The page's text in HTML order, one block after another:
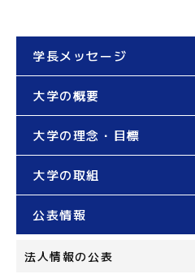
学長メッセージ
大学の概要
大学の理念・目標
大学の取組
公表情報
法人情報の公表